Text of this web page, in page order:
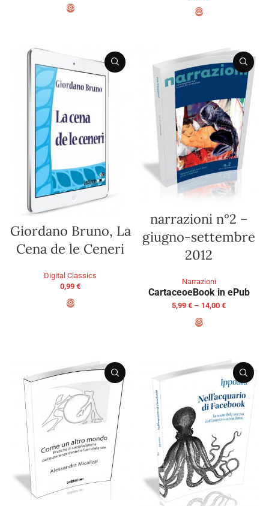
Giordano Bruno, La
Cena de le Ceneri
Digital Classics
0,99 €
narrazioni n°2 –
giugno-settembre
2012
Narrazioni
CartaceoeBook in ePub
5,99 € – 14,00 €